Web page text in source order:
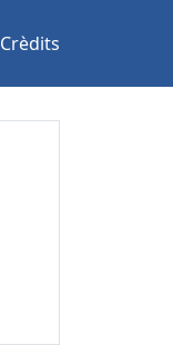
Crèdits